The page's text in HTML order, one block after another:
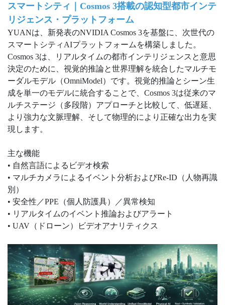
スマートシティ｜Cosmos 3搭載の認知型都市インテ
リジェンス・プラットフォーム
YUANは、新発表のNVIDIA Cosmos 3を基盤に、次世代の
スマートシティAIプラットフォームを構築しました。
Cosmos 3は、リアルタイムの都市インテリジェンスと意思
決定のために、視覚的推論と世界理解を統合したマルチモ
ーダルモデル（OmniModel）です。視覚的推論とシーン生
成を単一のモデルに統合することで、Cosmos 3は従来のマ
ルチステージ（多段階）アプローチと比較して、低遅延、
より強力な文脈理解、そして物理的により正確な出力を実
現します。
主な機能
• 自然言語によるビデオ検索
• マルチカメラによるイベント分析およびRe-ID（人物再識
別）
• 安全性／PPE（個人防護具）／異常検知
• リアルタイムのイベント推論およびアラート
• UAV（ドローン）ビデオアナリティクス